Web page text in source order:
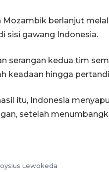
Mozambik berlanjut
sisi gawang Indonesia.
serangan kedua tim
keadaan hingga
itu, Indonesia
setelah
Lewokeda